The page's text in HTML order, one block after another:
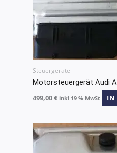
Steuergeräte
Motorsteuergerät Audi
499,00€ inkl 19 % MwSt IN